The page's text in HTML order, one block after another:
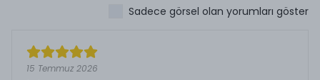
Sadece görsel olan yorumları göster
15 Temmuz 2026